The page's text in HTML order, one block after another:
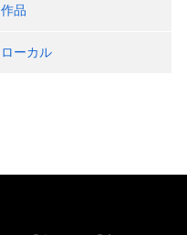
作品
ローカル